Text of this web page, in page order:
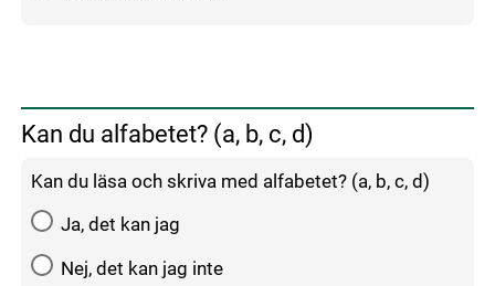
Kan du alfabetet? (a, b, c, d)
Kan du läsa och skriva med alfabetet? (a, b, c, d)
Ja, det kan jag
Nej, det kan jag inte